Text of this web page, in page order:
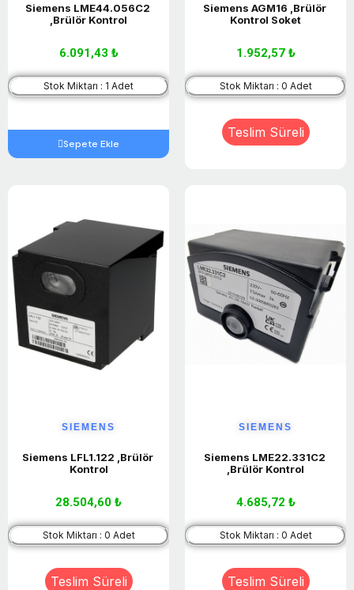
Siemens LME44.056C2
,Brülör Kontrol
6.091,43 ₺
Stok Miktarı : 1 Adet
Sepete Ekle
Siemens AGM16 ,Brülör
Kontrol Soket
1.952,57 ₺
Stok Miktarı : 0 Adet
Teslim Süreli
SIEMENS
Siemens LFL1.122 ,Brülör
Kontrol
28.504,60 ₺
Stok Miktarı : 0 Adet
Teslim Süreli
SIEMENS
Siemens LME22.331C2
,Brülör Kontrol
4.685,72 ₺
Stok Miktarı : 0 Adet
Teslim Süreli